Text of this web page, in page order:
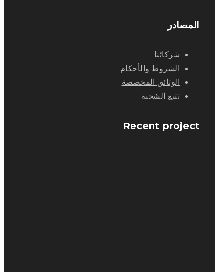
المصادر
شركائنا
الشروط والأحكام
الوثائق المخصصة
تتبع الشحنة
Recent project